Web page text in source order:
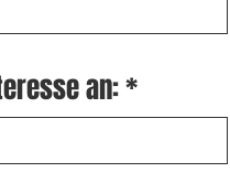
an: